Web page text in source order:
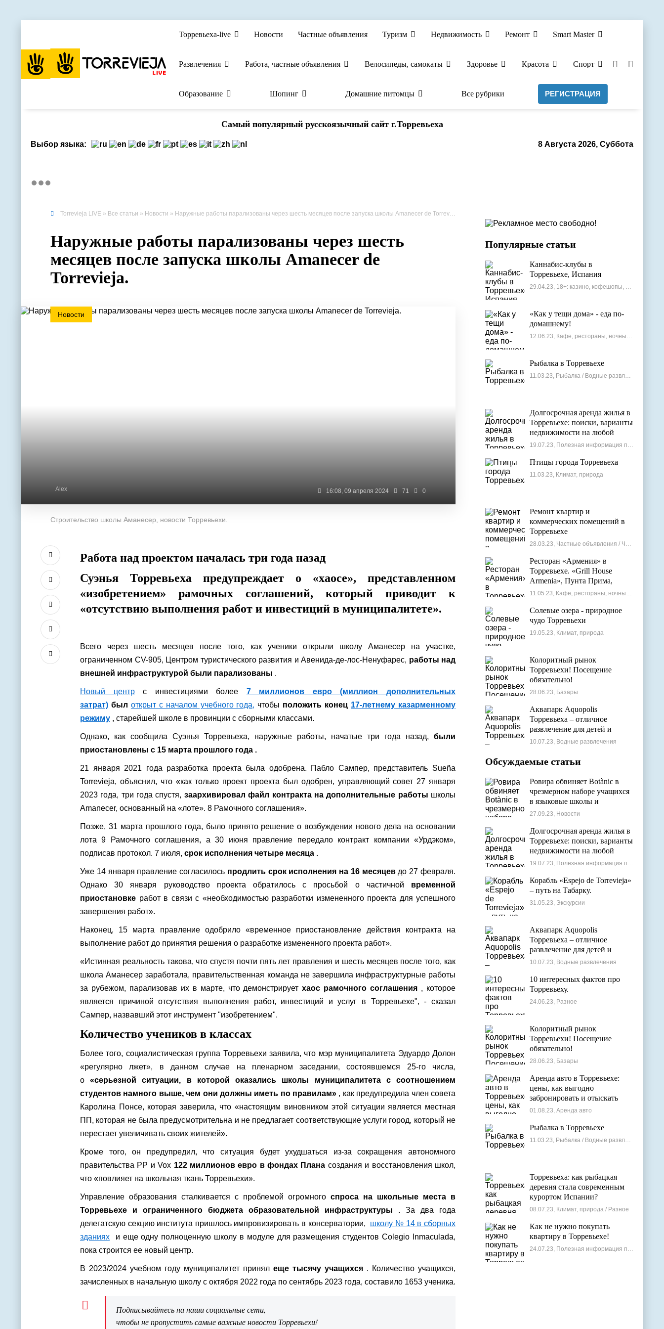
Торревьеха-live Новости Частные объявления Туризм Недвижимость Ремонт Smart Master
Развлечения Работа, частные объявления Велосипеды, самокаты Здоровье Красота Спорт
Образование Шопинг Домашние питомцы Все рубрики РЕГИСТРАЦИЯ
Cамый популярный русскоязычный сайт г.Торревьеха
8 Августа 2026, Суббота
Выбор языка:
Torrevieja LIVE » Все статьи » Новости » Наружные работы парализованы через шесть месяцев после запуска школы Amanecer de Torrevieja.
Наружные работы парализованы через шесть
месяцев после запуска школы Amanecer de
Torrevieja.
Новости
Alex 16:08, 09 апреля 2024 71 0
Строительство школы Аманесер, новости Торревьехи.
Работа над проектом началась три года назад
Суэнья Торревьеха предупреждает о «хаосе», представленном
«изобретением» рамочных соглашений, который приводит к
«отсутствию выполнения работ и инвестиций в муниципалитете».
Всего через шесть месяцев после того, как ученики открыли школу Аманесер на участке,
ограниченном CV-905, Центром туристического развития и Авенида-де-лос-Ненуфарес, работы над
внешней инфраструктурой были парализованы .
Новый центрс инвестициями более 7 миллионов евро (миллион дополнительных
затрат) был открыт с началом учебного года, чтобы положить конец 17-летнему казарменному
режиму , старейшей школе в провинции с сборными классами.
Однако, как сообщила Суэнья Торревьеха, наружные работы, начатые три года назад, были
приостановлены с 15 марта прошлого года .
21 января 2021 года разработка проекта была одобрена. Пабло Сампер, представитель Sueña
Torrevieja, объяснил, что «как только проект проекта был одобрен, управляющий совет 27 января
2023 года, три года спустя, заархивировал файл контракта на дополнительные работы школы
Amanecer, основанный на «лоте». 8 Рамочного соглашения».
Позже, 31 марта прошлого года, было принято решение о возбуждении нового дела на основании
лота 9 Рамочного соглашения, а 30 июня правление передало контракт компании «Урдэком»,
подписав протокол. 7 июля, срок исполнения четыре месяца .
Уже 14 января правление согласилось продлить срок исполнения на 16 месяцевдо 27 февраля.
Однако 30 января руководство проекта обратилось с просьбой о частичной временной
приостановке работ в связи с «необходимостью разработки измененного проекта для успешного
завершения работ».
Наконец, 15 марта правление одобрило «временное приостановление действия контракта на
выполнение работ до принятия решения о разработке измененного проекта работ».
«Истинная реальность такова, что спустя почти пять лет правления и шесть месяцев после того, как
школа Аманесер заработала, правительственная команда не завершила инфраструктурные работы
за рубежом, парализовав их в марте, что демонстрируетхаос рамочного соглашения , которое
является причиной отсутствия выполнения работ, инвестиций и услуг в Торревьехе", - сказал
Сампер, назвавший этот инструмент "изобретением".
Количество учеников в классах
Более того, социалистическая группа Торревьехи заявила, что мэр муниципалитета Эдуардо Долон
«регулярно лжет», в данном случае на пленарном заседании, состоявшемся 25-го числа,
о«серьезной ситуации, в которой оказались школы муниципалитета с соотношением
студентов намного выше, чем они должны иметь по правилам» , как предупредила член совета
Каролина Понсе, которая заверила, что «настоящим виновником этой ситуации является местная
ПП, которая не была предусмотрительна и не предлагает соответствующие услуги город, который не
перестает увеличивать своих жителей».
Кроме того, он предупредил, что ситуация будет ухудшаться из-за сокращения автономного
правительства PP и Vox 122 миллионов евро в фондах Плана создания и восстановления школ,
что «повлияет на школьная ткань Торревьехи».
Управление образования сталкивается с проблемой огромного спроса на школьные места в
Торревьехе и ограниченного бюджета образовательной инфраструктуры . За два года
делегатскую секцию института пришлось импровизировать в консерватории, школу № 14 в сборных
зданиях и еще одну полноценную школу в модуле для размещения студентов Colegio Inmaculada,
пока строится ее новый центр.
В 2023/2024 учебном году муниципалитет принял еще тысячу учащихся . Количество учащихся,
зачисленных в начальную школу с октября 2022 года по сентябрь 2023 года, составило 1653 ученика.
Подписывайтесь на наши социальные сети,
чтобы не пропустить самые важные новости Торревьехи!
Популярные статьи
Каннабис-клубы в
Торревьехе, Испания
29.04.23, 18+: казино, кофешопы, стрип-бары
«Как у тещи дома» - еда по-
домашнему!
12.06.23, Кафе, рестораны, ночные клубы
Рыбалка в Торревьехе
11.03.23, Рыбалка / Водные развлечения
Долгосрочная аренда жилья в
Торревьехе: поиски, варианты
недвижимости на любой
бюджет
19.07.23, Полезная информация по недвижимости
Птицы города Торревьеха
11.03.23, Климат, природа
Ремонт квартир и
коммерческих помещений в
Торревьехе
28.03.23, Частные объявления / Частные мастера
Ресторан «Армения» в
Торревьехе. «Grill House
Armenia», Пунта Прима,
Испания
11.05.23, Кафе, рестораны, ночные клубы
Солевые озера - природное
чудо Торревьехи
19.05.23, Климат, природа
Колоритный рынок
Торревьехи! Посещение
обязательно!
28.06.23, Базары
Аквапарк Aquopolis
Торревьеха – отличное
развлечение для детей и
взрослых
10.07.23, Водные развлечения
Обсуждаемые статьи
Ровира обвиняет Botànic в
чрезмерном наборе учащихся
в языковые школы и
проблемах с ассигнованиями
27.09.23, Новости
Долгосрочная аренда жилья в
Торревьехе: поиски, варианты
недвижимости на любой
бюджет
19.07.23, Полезная информация по недвижимости
Корабль «Espejo de Torrevieja»
– путь на Табарку.
31.05.23, Экскурсии
Аквапарк Aquopolis
Торревьеха – отличное
развлечение для детей и
взрослых
10.07.23, Водные развлечения
10 интересных фактов про
Торревьеху.
24.06.23, Разное
Колоритный рынок
Торревьехи! Посещение
обязательно!
28.06.23, Базары
Аренда авто в Торревьехе:
цены, как выгодно
забронировать и отыскать
лучшие варианты
01.08.23, Аренда авто
Рыбалка в Торревьехе
11.03.23, Рыбалка / Водные развлечения
Торревьеха: как рыбацкая
деревня стала современным
курортом Испании?
08.07.23, Климат, природа / Разное
Как не нужно покупать
квартиру в Торревьехе!
24.07.23, Полезная информация по недвижимости